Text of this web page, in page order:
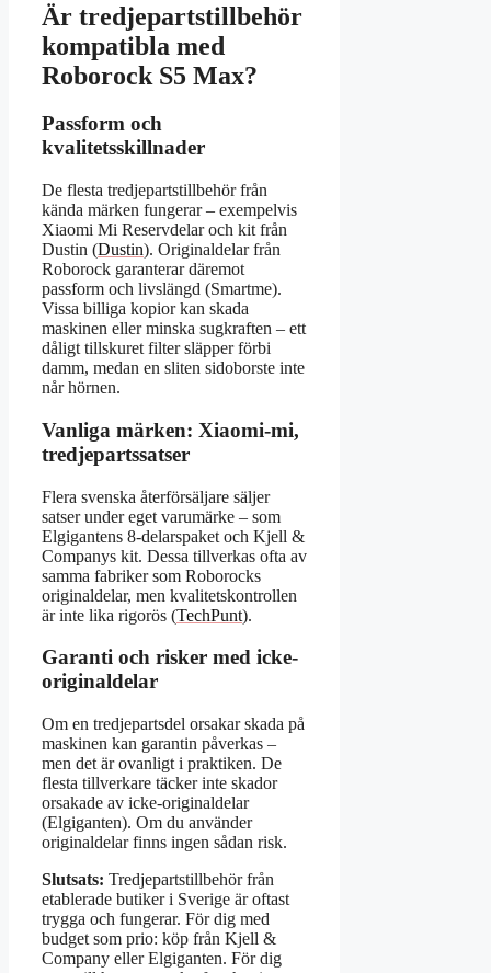
Är tredjepartstillbehör
kompatibla med
Roborock S5 Max?
Passform och
kvalitetsskillnader
De flesta tredjepartstillbehör från
kända märken fungerar – exempelvis
Xiaomi Mi Reservdelar och kit från
Dustin (Dustin). Originaldelar från
Roborock garanterar däremot
passform och livslängd (Smartme).
Vissa billiga kopior kan skada
maskinen eller minska sugkraften – ett
dåligt tillskuret filter släpper förbi
damm, medan en sliten sidoborste inte
når hörnen.
Vanliga märken: Xiaomi-mi,
tredjepartssatser
Flera svenska återförsäljare säljer
satser under eget varumärke – som
Elgigantens 8-delarspaket och Kjell &
Companys kit. Dessa tillverkas ofta av
samma fabriker som Roborocks
originaldelar, men kvalitetskontrollen
är inte lika rigorös (TechPunt).
Garanti och risker med icke-
originaldelar
Om en tredjepartsdel orsakar skada på
maskinen kan garantin påverkas –
men det är ovanligt i praktiken. De
flesta tillverkare täcker inte skador
orsakade av icke-originaldelar
(Elgiganten). Om du använder
originaldelar finns ingen sådan risk.
Slutsats: Tredjepartstillbehör från
etablerade butiker i Sverige är oftast
trygga och fungerar. För dig med
budget som prio: köp från Kjell &
Company eller Elgiganten. För dig